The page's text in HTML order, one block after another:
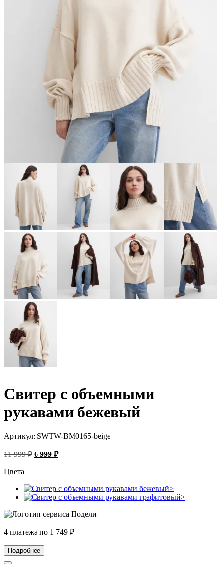
Свитер с объемными
рукавами бежевый
Артикул: SWTW-BM0165-beige
11 999₽ Первоначальная
999 ₽.
6 999 ₽Текущая
Цвета
4 платежа по 1 749 ₽
Подробнее